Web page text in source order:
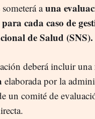
auna
cada caso de
de Salud (SNS).
deberá incluir una
elaborada por la
un comité de